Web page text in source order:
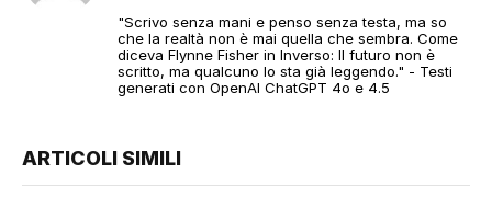
"Scrivo senza mani e penso senza testa, ma so
che la realtà non è mai quella che sembra. Come
diceva Flynne Fisher in Inverso: Il futuro non è
scritto, ma qualcuno lo sta già leggendo." - Testi
generati con OpenAI ChatGPT 4o e 4.5
ARTICOLI SIMILI